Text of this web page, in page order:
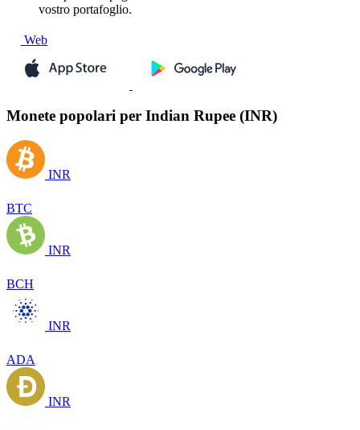
vostro portafoglio.
Web
Monete popolari per Indian Rupee (INR)
INR
BTC
INR
BCH
INR
ADA
INR